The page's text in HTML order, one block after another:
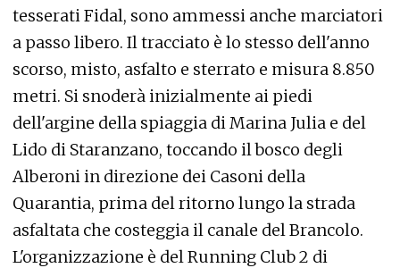
tesserati Fidal, sono ammessi anche marciatori
a passo libero. Il tracciato è lo stesso dell'anno
scorso, misto, asfalto e sterrato e misura 8.850
metri. Si snoderà inizialmente ai piedi
dell'argine della spiaggia di Marina Julia e del
Lido di Staranzano, toccando il bosco degli
Alberoni in direzione dei Casoni della
Quarantia, prima del ritorno lungo la strada
asfaltata che costeggia il canale del Brancolo.
L'organizzazione è del Running Club 2 di